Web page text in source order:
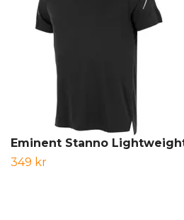
Eminent Stanno
349 kr